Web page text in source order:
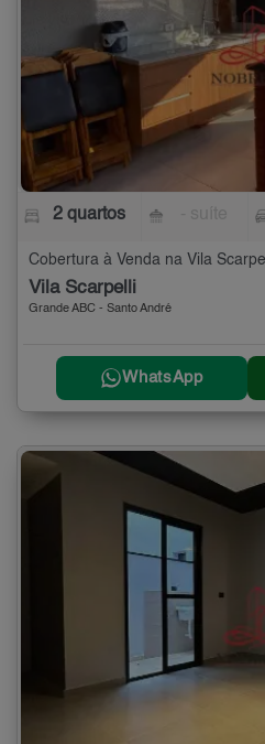
2 quartos
Cobertura à Venda na Vila
Vila Scarpelli
Grande ABC - Santo André
WhatsApp